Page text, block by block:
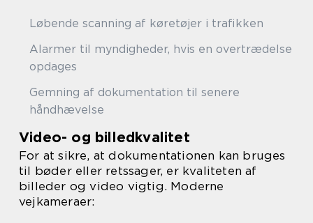
Løbende scanning af køretøjer i trafikken
Alarmer til myndigheder, hvis en overtrædelse
opdages
Gemning af dokumentation til senere
håndhævelse
Video- og billedkvalitet
For at sikre, at dokumentationen kan bruges
til bøder eller retssager, er kvaliteten af
billeder og video vigtig. Moderne
vejkameraer: